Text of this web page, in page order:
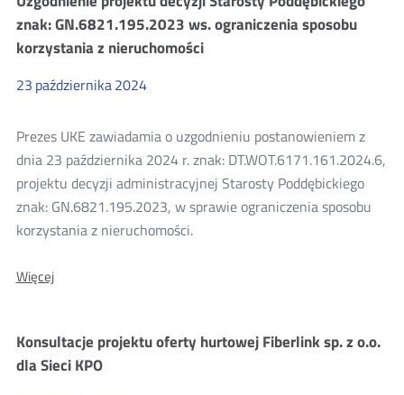
Kieleckiego
zn.:GN-
I.6821.2.1.2024.KS
ograniczenia
sposobu
z
nieruchomości
znak: GN.6821.195.2023 ws. ograniczenia sposobu
korzystania z nieruchomości
23 października2024
Prezes UKE zawiadamia o uzgodnieniu postanowieniem z
dnia 23 października 2024 r. znak: DT.WOT.6171.161.2024.6,
projektu decyzji administracyjnej Starosty Poddębickiego
znak: GN.6821.195.2023, w sprawie ograniczenia sposobu
korzystania z nieruchomości.
WięcejO:
Starosty
Poddębickiego
znak:
Konsultacje projektu oferty hurtowej Fiberlink sp. z o.o.
dla Sieci KPO